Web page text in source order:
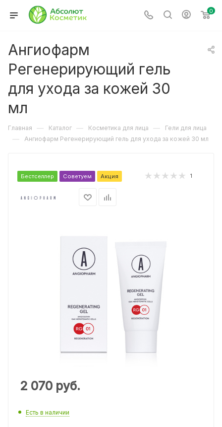
0
Ангиофарм
Регенерирующий гель
для ухода за кожей 30
мл
Главная — Каталог — Косметика для лица — Гели для лица
— Ангиофарм Регенерирующий гель для ухода за кожей 30 мл
Бестселлер Советуем Акция 1
2 070 руб.
Есть в наличии